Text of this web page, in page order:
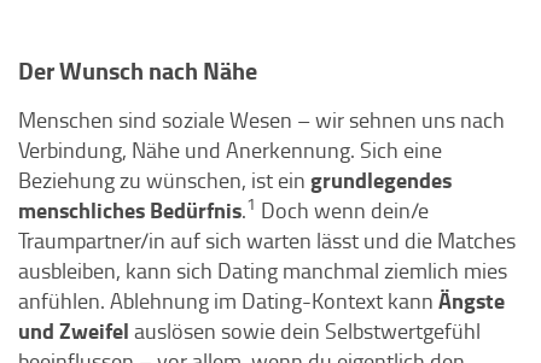
Der Wunsch nach Nähe
Menschen sind soziale Wesen – wir sehnen uns nach
Verbindung, Nähe und Anerkennung. Sich eine
Beziehung zu wünschen, ist ein grundlegendes
menschliches Bedürfnis.1 Doch wenn dein/e
Traumpartner/in auf sich warten lässt und die Matches
ausbleiben, kann sich Dating manchmal ziemlich mies
anfühlen. Ablehnung im Dating-Kontext kann Ängste
und Zweifel auslösen sowie dein Selbstwertgefühl